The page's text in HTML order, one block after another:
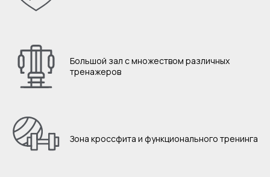
Большой зал с множеством различных
тренажеров
Зона кроссфита и функционального тренинга